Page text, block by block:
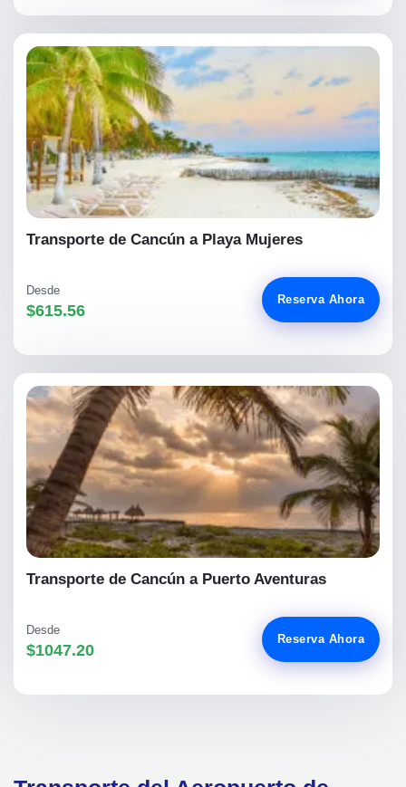
Transporte de Cancún a Playa Mujeres
Desde
$615.56
Reserva Ahora
Transporte de Cancún a Puerto Aventuras
Desde
$1047.20
Reserva Ahora